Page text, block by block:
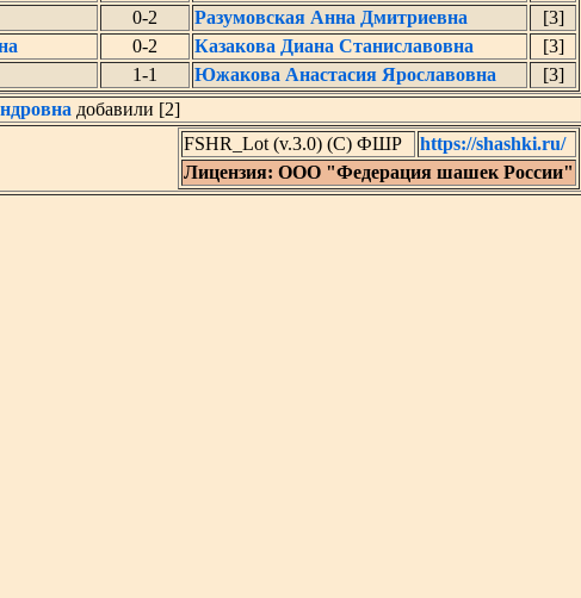
0-2 Разумовская Анна Дмитриевна
[3]
0-2 Казакова Диана Станиславовна
[3]
1-1 Южакова Анастасия Ярославовна
[3]
добавили [2]
FSHR_Lot (v.3.0) (C) ФШР
https://shashki.ru/
Лицензия: ООО "Федерация шашек России"